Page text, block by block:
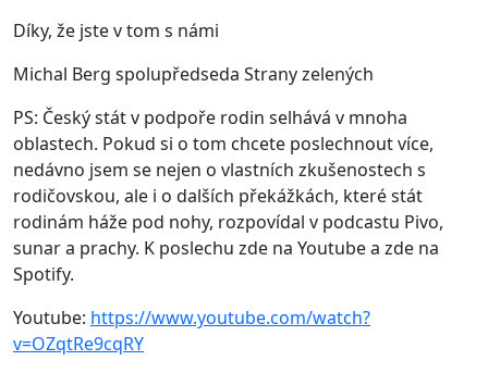
Díky, že jste v tom s námi
Michal Berg spolupředseda Strany zelených
PS: Český stát v podpoře rodin selhává v mnoha
oblastech. Pokud si o tom chcete poslechnout více,
nedávno jsem se nejen o vlastních zkušenostech s
rodičovskou, ale i o dalších překážkách, které stát
rodinám háže pod nohy, rozpovídal v podcastu Pivo,
sunar a prachy. K poslechu zde na Youtube a zde na
Spotify.
Youtube: https://www.youtube.com/watch?
v=OZqtRe9cqRY